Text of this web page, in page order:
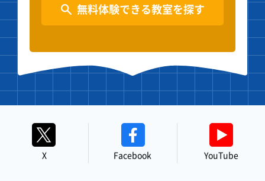
無料体験できる教室を探す
X Facebook YouTube